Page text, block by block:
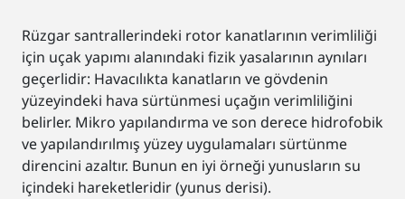
Rüzgar santrallerindeki rotor kanatlarının verimliliği
için uçak yapımı alanındaki fizik yasalarının aynıları
geçerlidir: Havacılıkta kanatların ve gövdenin
yüzeyindeki hava sürtünmesi uçağın verimliliğini
belirler. Mikro yapılandırma ve son derece hidrofobik
ve yapılandırılmış yüzey uygulamaları sürtünme
direncini azaltır. Bunun en iyi örneği yunusların su
içindeki hareketleridir (yunus derisi).